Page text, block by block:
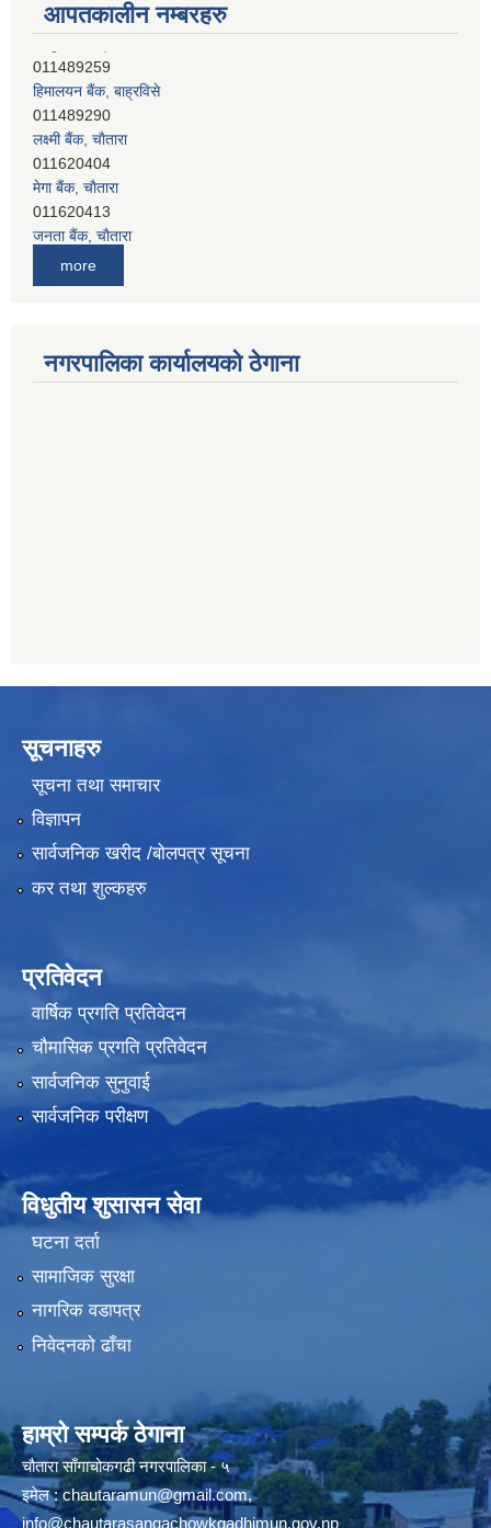
आपतकालीन नम्बरहरु
हिमालयन बैंक, बाह्रविसे
011489290
लक्ष्मी बैंक, चाैतारा
011620404
मेगा बैंक, चाैतारा
011620413
जनता बैंक, चाैतारा
011620406
सिभिल बैंक, मेलम्ची
011401055
more
नगरपालिका कार्यालयको ठेगाना
सूचनाहरु
सूचना तथा समाचार
विज्ञापन
सार्वजनिक खरीद /बोलपत्र सूचना
कर तथा शुल्कहरु
प्रतिवेदन
वार्षिक प्रगति प्रतिवेदन
चौमासिक प्रगति प्रतिवेदन
सार्वजनिक सुनुवाई
सार्वजनिक परीक्षण
विधुतीय शुसासन सेवा
घटना दर्ता
सामाजिक सुरक्षा
नागरिक वडापत्र
निवेदनको ढाँचा
हाम्रो सम्पर्क ठेगाना
चौतारा साँगाचोकगढी नगरपालिका - ५
इमेल :chautaramun@gmail.com,
info@chautarasangachowkgadhimun.gov.np